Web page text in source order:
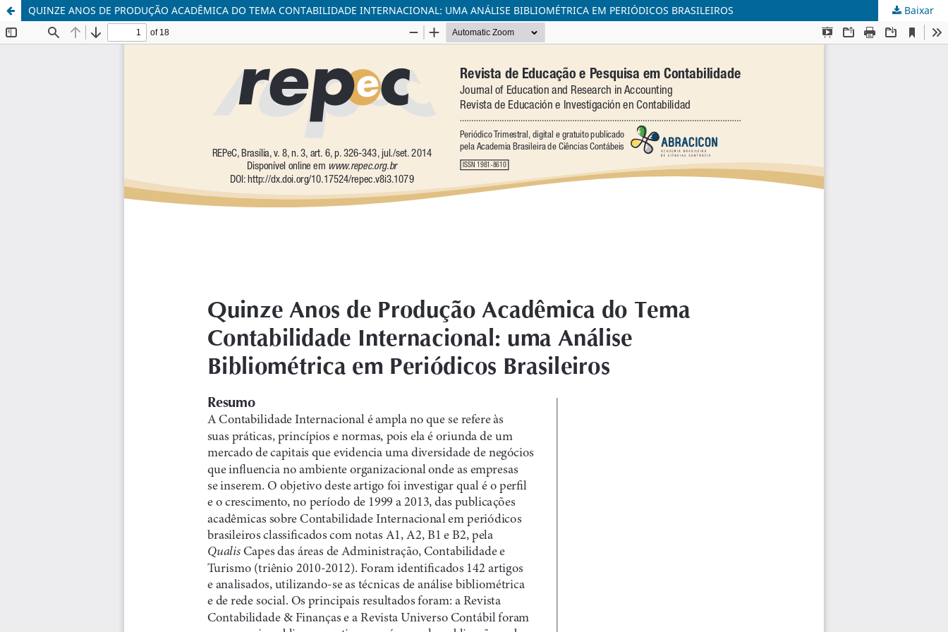
QUINZE ANOS DE PRODUÇÃO ACADÊMICA DO TEMA CONTABILIDADE INTERNACIONAL: UMA ANÁLISE BIBLIOMÉTRICA EM PERIÓDICOS BRASILEIROS Baixar